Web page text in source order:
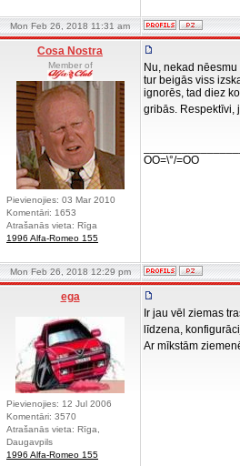
Mon Feb 26, 2018 11:31 am
Cosa Nostra
Member of
Pievienojies: 03 Mar 2010
Komentāri: 1653
Atrašanās vieta: Rīga
1996 Alfa-Romeo 155
Nu, nekad
tur beigās viss
ignorēs, tad diez
gribās. Respektīvi,
OO=\°/=OO
Mon Feb 26, 2018 12:29 pm
ega
Pievienojies: 12 Jul 2006
Komentāri: 3570
Atrašanās vieta: Rīga,
Daugavpils
1996 Alfa-Romeo 155
Ir jau vēl ziemas
līdzena,
Ar mīkstām